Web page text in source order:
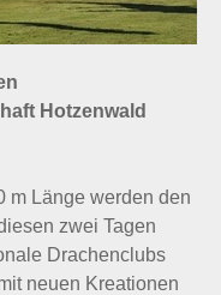
Hotzenwald
m Länge werden den
zwei Tagen
Drachenclubs
neuen Kreationen